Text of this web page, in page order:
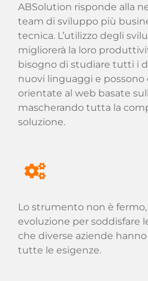
ABSolution risponde alla
team di sviluppo più
tecnica. L’utilizzo degli
migliorerà la loro
bisogno di studiare tutti i
nuovi linguaggi e possono
orientate al web basate
mascherando tutta la
soluzione.
Lo strumento non è
evoluzione per soddisfare
che diverse aziende
tutte le esigenze.